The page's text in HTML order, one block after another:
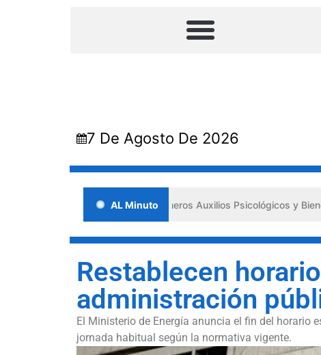
7 De Agosto De 2026
AL Minuto
en Lara impulsa los «Primeros Auxilios Psicológicos y Bienestar
Restablecen
administración
El Ministerio de Energía anuncia el fin del horario
jornada habitual según la normativa vigente.